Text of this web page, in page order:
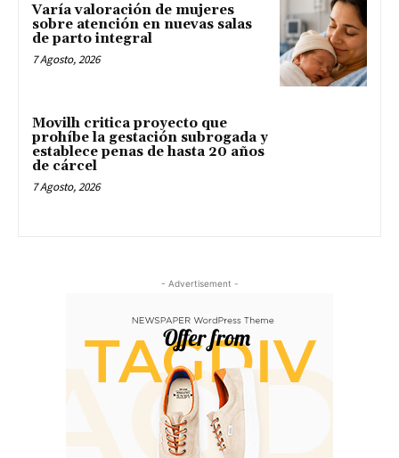
Varía valoración de mujeres
sobre atención en nuevas salas
de parto integral
7 Agosto, 2026
Movilh critica proyecto que
prohíbe la gestación subrogada y
establece penas de hasta 20 años
de cárcel
7 Agosto, 2026
- Advertisement -